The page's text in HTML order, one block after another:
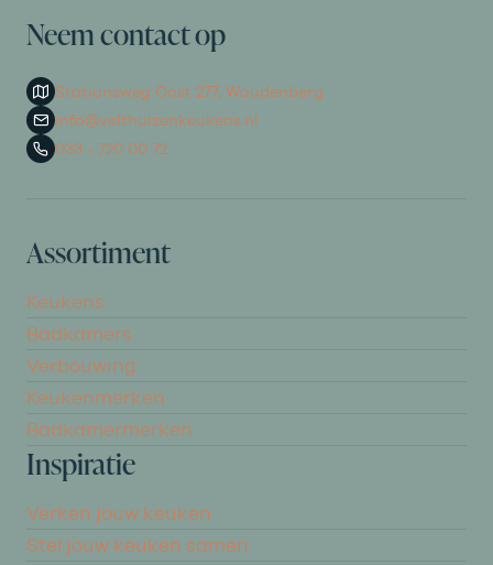
Neem contact op
Stationsweg Oost 277, Woudenberg
info@velthuizenkeukens.nl
033 - 720 00 72
Assortiment
Keukens
Badkamers
Verbouwing
Keukenmerken
Badkamermerken
Inspiratie
Verken jouw keuken
Stel jouw keuken samen